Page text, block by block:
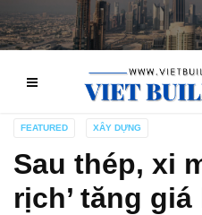
FEATURED XÂY DỰNG
Sau thép, xi
rịch’ tăng giá